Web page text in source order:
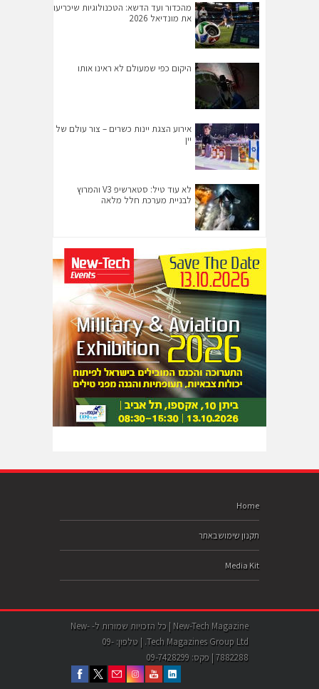
מהכדור ועד הדשא: הטכנולוגיות שיכריעו
את מונדיאל 2026
היקום כפי שמעולם לא ראינו אותו
אירוע הצגת יינות כשרים – צור עולם של
יין
לא עוד טיל: סטארשיפ V3 והמרוץ
לבניית מערכת חלל מלאה
Home
תקנון שימוש באתר
Media Kit
New-Tech Magazine | כל הזכויות שמורות ל- New-
Tech Magazines Group Ltd. | טלפון: 09-
7882288 | פקס: 09-7428299